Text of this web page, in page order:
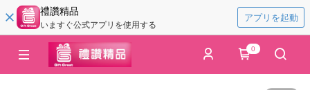
禮讚精品
いますぐ公式アプリを使用する
アプリを起動
0